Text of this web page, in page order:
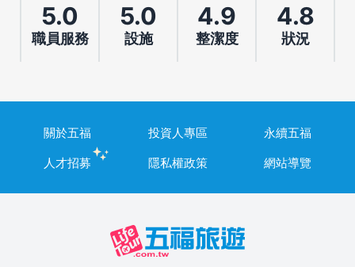
5.0
職員服務
5.0
設施
4.9
整潔度
4.8
狀況
關於五福 投資人專區
永續五福
人才招募
隱私權政策 網站導覽